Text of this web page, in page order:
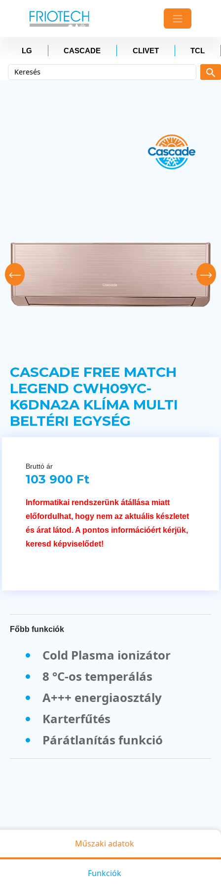
LG CASCADE CLIVET TCL
CASCADE FREE MATCH
LEGEND CWH09YC-
K6DNA2A KLÍMA MULTI
BELTÉRI EGYSÉG
Bruttó ár
103 900 Ft
Informatikai rendszerünk átállása miatt
előfordulhat, hogy nem az aktuális készletet
és árat látod. A pontos információért kérjük,
keresd képviselődet!
Főbb funkciók
Cold Plasma ionizátor
8 °C-os temperálás
A+++ energiaosztály
Karterfűtés
Párátlanítás funkció
Műszaki adatok
Funkciók